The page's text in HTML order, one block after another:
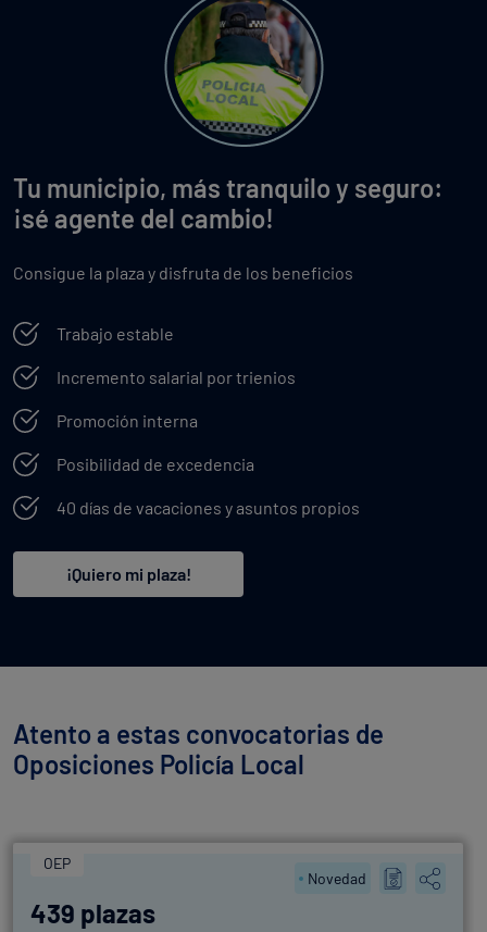
Tu municipio, más tranquilo y seguro:
¡sé agente del cambio!
Consigue la plaza y disfruta de los beneficios
Trabajo estable
Incremento salarial por trienios
Promoción interna
Posibilidad de excedencia
40 días de vacaciones y asuntos propios
¡Quiero mi plaza!
Atento a estas convocatorias de
Oposiciones Policía Local
OEP
Novedad
439 plazas